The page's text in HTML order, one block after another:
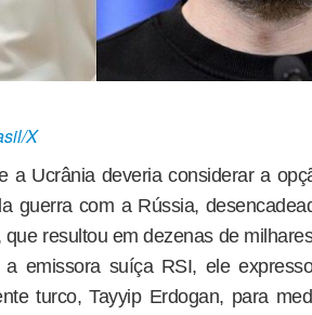
X
a Ucrânia deveria considerar a
guerra com a Rússia,
resultou em dezenas de
emissora suíça RSI, ele
turco, Tayyip Erdogan, para